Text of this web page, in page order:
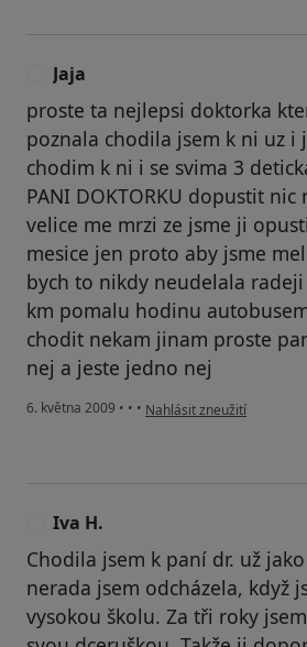
Jaja
proste ta nejlepsi doktorka
poznala chodila jsem k ni uz i
chodim k ni i se svima 3
PANI DOKTORKU dopustit nic
velice me mrzi ze jsme ji
mesice jen proto aby jsme
bych to nikdy neudelala
km pomalu hodinu
chodit nekam jinam proste
nej a jeste jedno nej
6. května 2009 • • • podle názoru uživatele Jaja
Nahlásit zneužití
Iva H.
Chodila jsem k paní dr. už
nerada jsem odcházela, když
vysokou školu. Za tři roky